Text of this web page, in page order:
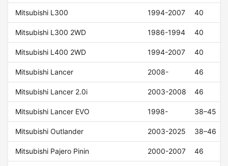
Mitsubishi L300 1994-2007 40
Mitsubishi L300 2WD 1986-1994 40
Mitsubishi L400 2WD 1994-2007 40
Mitsubishi Lancer 2008- 46
Mitsubishi Lancer 2.0i 2003-2008 46
Mitsubishi Lancer EVO 1998- 38–45
Mitsubishi Outlander 2003-2025 38–46
Mitsubishi Pajero Pinin 2000-2007 46